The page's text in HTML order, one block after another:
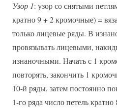
Узор 1: узор со снятыми
кратно 9 + 2 кромочные) =
только лицевые ряды. В
провязывать лицевыми,
изнаночными. Начать с 1
повторять, закончить 1
10-й ряды, затем постоянно
1-го ряда число петель